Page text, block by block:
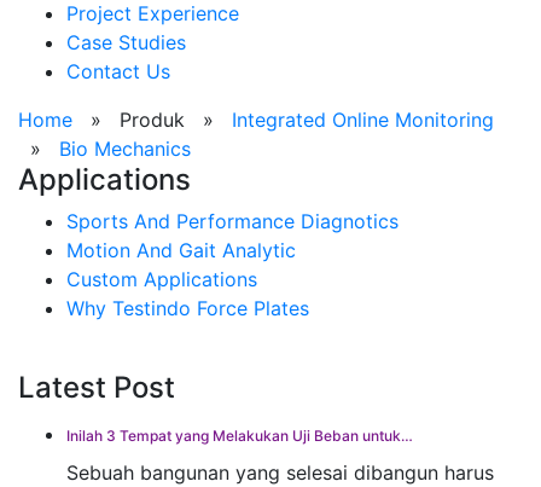
Project Experience
Case Studies
Contact Us
Home » Produk » Integrated Online Monitoring
» Bio Mechanics
Applications
Sports And Performance Diagnotics
Motion And Gait Analytic
Custom Applications
Why Testindo Force Plates
Latest Post
Inilah 3 Tempat yang Melakukan Uji Beban untuk…
Sebuah bangunan yang selesai dibangun harus